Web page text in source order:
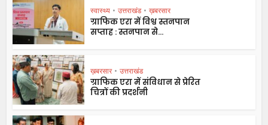
स्वास्थ्य • उत्तराखंड • ख़बरसार
ग्राफिक एरा में विश्व स्तनपान
सप्ताह : स्तनपान से...
ख़बरसार • उत्तराखंड
ग्राफिक एरा में संविधान से प्रेरित
चित्रों की प्रदर्शनी